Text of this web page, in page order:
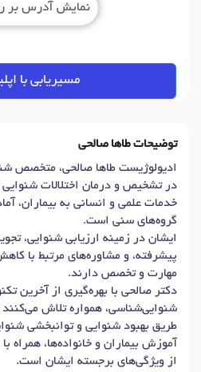
نمایش آدرس بر
مسیریابی با
توضیحات طاها صالحی
ادیولوژیست طاها صالحی، متخصص
در تشخیص و درمان اختلالات شنوایی
خدمات علمی و انسانی به بیماران،
گروه‌های سنی است.
ایشان در زمینه ارزیابی شنوایی،
پیشرفته، و مشاوره‌های مرتبط با
مهارت و تخصص دارند.
دکتر صالحی با بهره‌گیری از آخرین
شنوایی‌شناسی، همواره تلاش می‌کنند
طریق بهبود شنوایی و توانبخشی
آموزش بیماران و خانواده‌ها، همراه
از ویژگی‌های برجسته ایشان است.